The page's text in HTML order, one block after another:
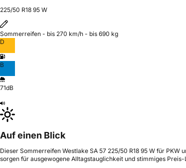
225/50 R18 95 W
Sommerreifen - bis 270 km/h - bis 690 kg
D
B
71dB
Auf einen Blick
Dieser Sommerreifen Westlake SA 57 225/50 R18 95 W für
sorgen für ausgewogene Alltagstauglichkeit und stimmiges